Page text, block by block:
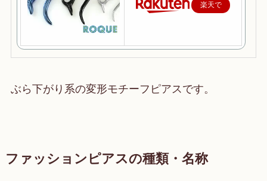
楽天で
ぶら下がり系の変形モチーフピアスです。
ファッションピアスの種類・名称